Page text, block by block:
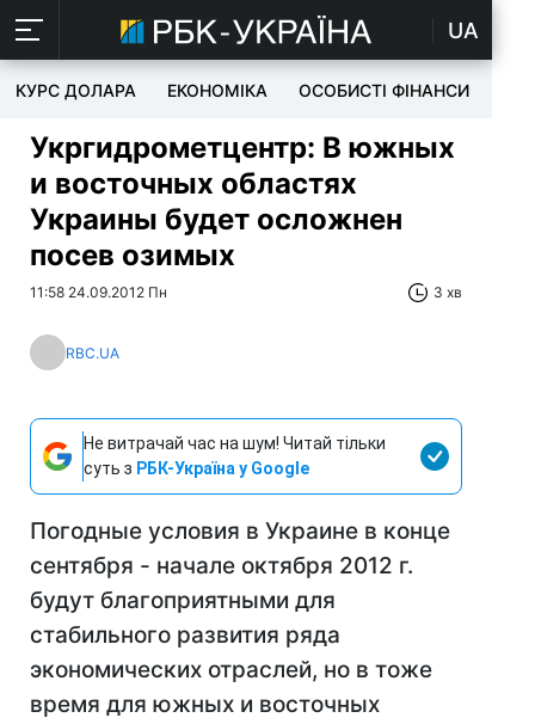
UA
КУРС ДОЛАРА ЕКОНОМІКА ОСОБИСТІ ФІНАНСИ
Укргидрометцентр: В южных
и восточных областях
Украины будет осложнен
посев озимых
11:58 24.09.2012 Пн 3 хв
RBC.UA
Не витрачай час на шум! Читай тільки
суть з РБК-Україна у Google
Погодные условия в Украине в конце
сентября - начале октября 2012 г.
будут благоприятными для
стабильного развития ряда
экономических отраслей, но в тоже
время для южных и восточных